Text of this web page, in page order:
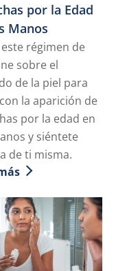
de la Piel Grasa
por la Edad
Manos
este régimen de
sobre el
de la piel para
la aparición de
por la edad en
y siéntete
de ti misma.
more about